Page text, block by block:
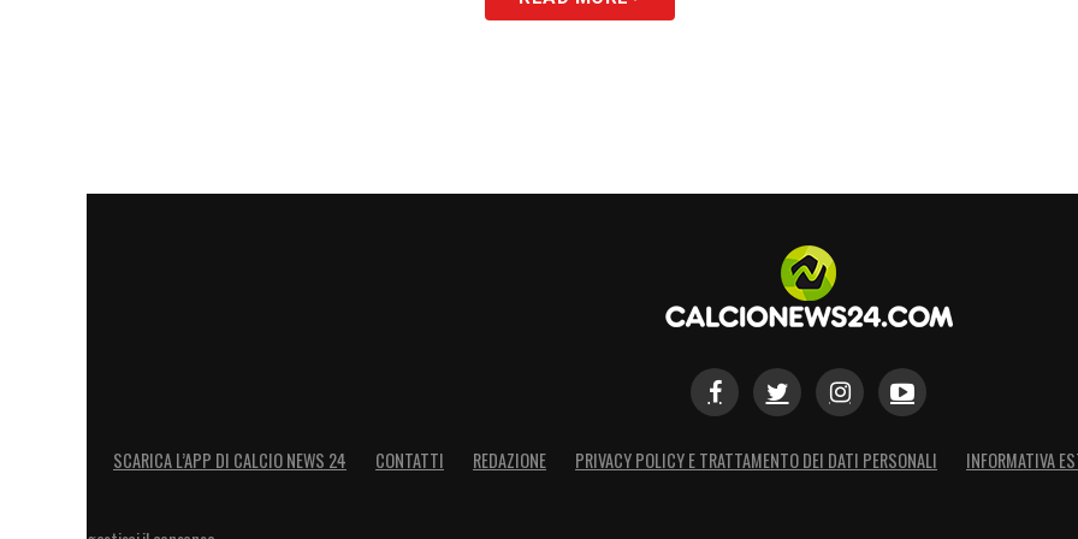
SCARICA L’APP DI CALCIO NEWS 24 CONTATTI REDAZIONE PRIVACY POLICY E TRATTAMENTO DEI DATI PERSONALI INFORMATIVA